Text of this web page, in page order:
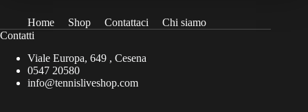
Home Shop Contattaci
Chi siamo
Contatti
Viale Europa, 649 , Cesena
0547 20580
info@tennisliveshop.com